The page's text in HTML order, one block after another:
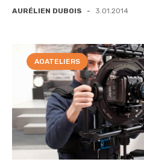
AURÉLIEN DUBOIS - 3.01.2014
AOATELIERS